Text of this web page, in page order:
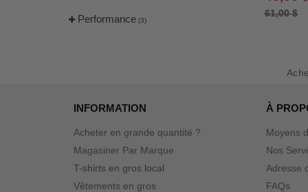
Performance (3)
61,00 $
INFORMATION
Acheter en grande quantité ?
Magasiner Par Marque
T-shirts en gros local
Vêtements en gros
À
Moyens
Nos
Adresse
FAQs